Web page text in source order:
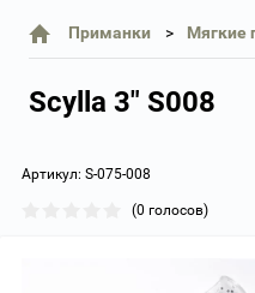
Приманки Мягкие
Scylla 3" S008
Артикул: S-075-008
(0 голосов)